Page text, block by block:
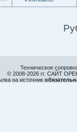
Техническое
© 2008-2026 гг. САЙТ
на источник